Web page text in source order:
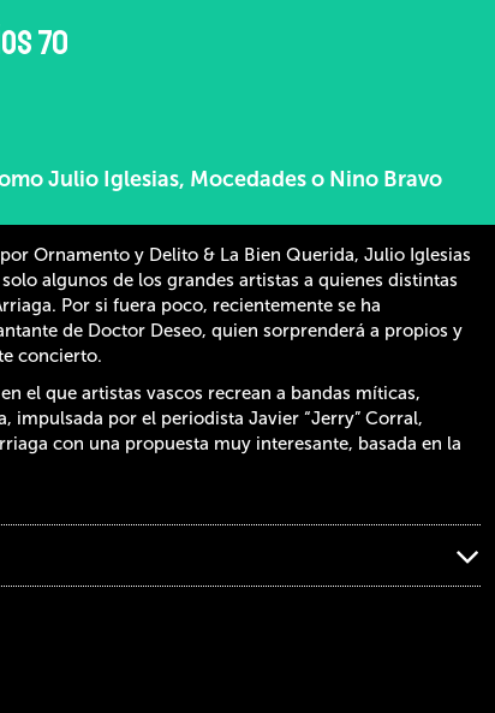
70
Julio Iglesias, Mocedades o Nino Bravo
Ornamento y Delito & La Bien Querida, Julio Iglesias
algunos de los grandes artistas a quienes distintas
Por si fuera poco, recientemente se ha
de Doctor Deseo, quien sorprenderá a propios y
concierto.
el que artistas vascos recrean a bandas míticas,
impulsada por el periodista Javier “Jerry” Corral,
con una propuesta muy interesante, basada en la